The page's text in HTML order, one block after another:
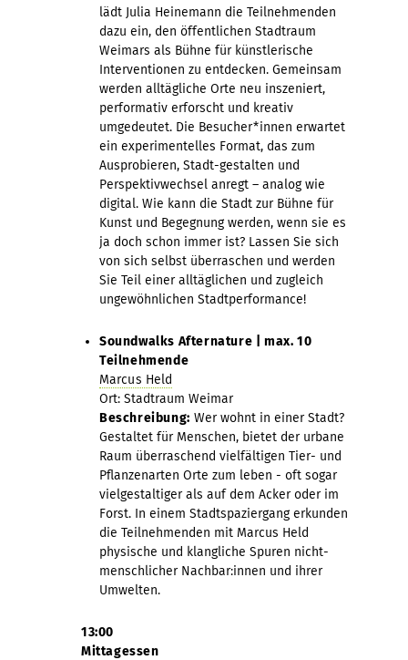
lädt Julia Heinemann die Teilnehmenden
dazu ein, den öffentlichen Stadtraum
Weimars als Bühne für künstlerische
Interventionen zu entdecken. Gemeinsam
werden alltägliche Orte neu inszeniert,
performativ erforscht und kreativ
umgedeutet. Die Besucher*innen erwartet
ein experimentelles Format, das zum
Ausprobieren, Stadt-gestalten und
Perspektivwechsel anregt – analog wie
digital. Wie kann die Stadt zur Bühne für
Kunst und Begegnung werden, wenn sie es
ja doch schon immer ist? Lassen Sie sich
von sich selbst überraschen und werden
Sie Teil einer alltäglichen und zugleich
ungewöhnlichen Stadtperformance!
Soundwalks Afternature | max. 10
Teilnehmende
Marcus Held
Ort: Stadtraum Weimar
Beschreibung: Wer wohnt in einer Stadt?
Gestaltet für Menschen, bietet der urbane
Raum überraschend vielfältigen Tier- und
Pflanzenarten Orte zum leben - oft sogar
vielgestaltiger als auf dem Acker oder im
Forst. In einem Stadtspaziergang erkunden
die Teilnehmenden mit Marcus Held
physische und klangliche Spuren nicht-
menschlicher Nachbar:innen und ihrer
Umwelten.
13:00
Mittagessen